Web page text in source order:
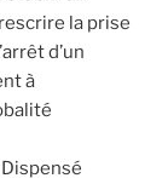
la prise
d’un
à